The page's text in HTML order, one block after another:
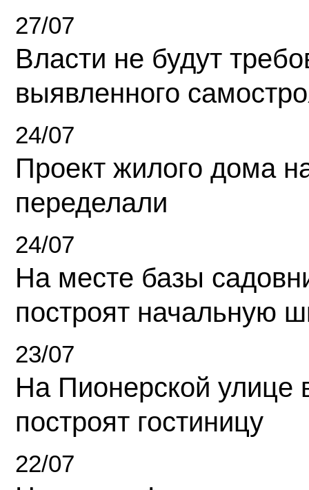
27/07
Власти не будут
выявленного
24/07
Проект жилого дома
переделали
24/07
На месте базы
построят начальную
23/07
На Пионерской улице
построят гостиницу
22/07